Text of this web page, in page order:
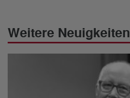
Weitere Neuigkeiten